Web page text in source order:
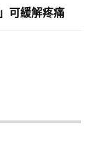
可緩解疼痛